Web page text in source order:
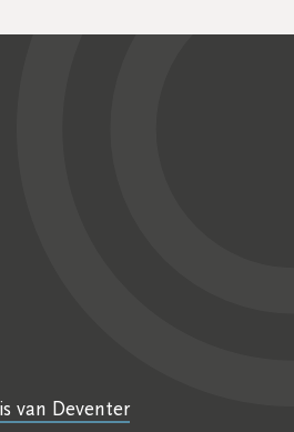
van Deventer